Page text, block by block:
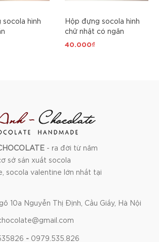
socola hình
Hộp đựng socola hình
chữ nhật có ngăn
40.000₫
- ra đời từ năm
sở sản xuất socola
socola valentine lớn nhất tại
10a Nguyễn Thị Định, Cầu Giấy, Hà Nội
- 0979.535.826